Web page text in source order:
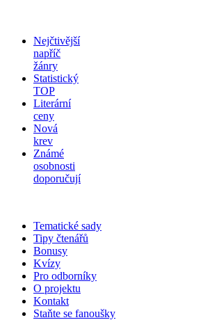
Nejčtivější
napříč
žánry
Statistický
TOP
Literární
ceny
Nová
krev
Známé
osobnosti
doporučují
Tematické sady
Tipy čtenářů
Bonusy
Kvízy
Pro odborníky
O projektu
Kontakt
Staňte se fanoušky